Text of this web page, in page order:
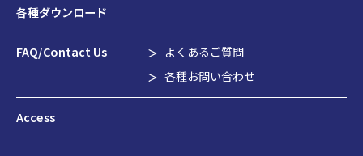
各種ダウンロード
FAQ/Contact Us
よくあるご質問
各種お問い合わせ
Access